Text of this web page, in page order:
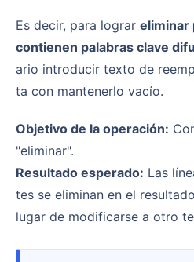
Es decir, para lograr eliminar
contienen palabras clave
ario introducir texto de
ta con mantenerlo vacío.
Objetivo de la operación:
"eliminar".
Resultado esperado: Las
tes se eliminan en el
lugar de modificarse a otro